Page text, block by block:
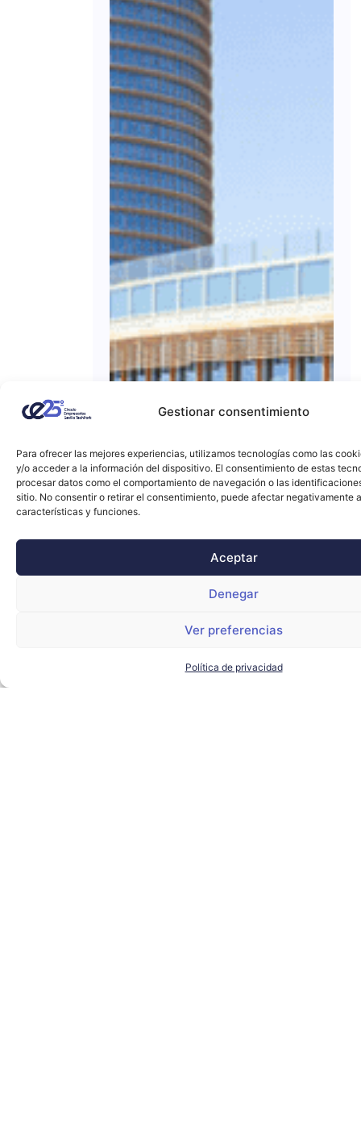
Gestionar consentimiento
Para ofrecer las mejores experiencias, utilizamos tecnologías como las
y/o acceder a la información del dispositivo. El consentimiento de estas
procesar datos como el comportamiento de navegación o las
sitio. No consentir o retirar el consentimiento, puede afectar negativamente
características y funciones.
Aceptar
Denegar
Ver preferencias
Política de privacidad